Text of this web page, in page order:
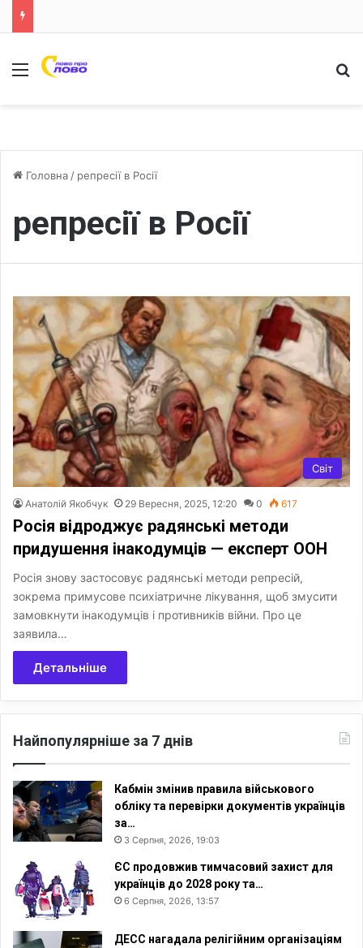
Меню
Головна / репресії в Росії
репресії в Росії
Світ
Анатолій Якобчук 29 Вересня, 2025, 12:20 0 617
Росія відроджує радянські методи
придушення інакодумців — експерт ООН
Росія знову застосовує радянські методи репресій,
зокрема примусове психіатричне лікування, щоб змусити
замовкнути інакодумців і противників війни. Про це
заявила…
Детальніше
Найпопулярніше за 7 днів
Кабмін змінив правила військового
обліку та перевірки документів українців
за…
3 Серпня, 2026, 19:03
ЄС продовжив тимчасовий захист для
українців до 2028 року та…
6 Серпня, 2026, 13:57
ДЕСС нагадала релігійним організаціям